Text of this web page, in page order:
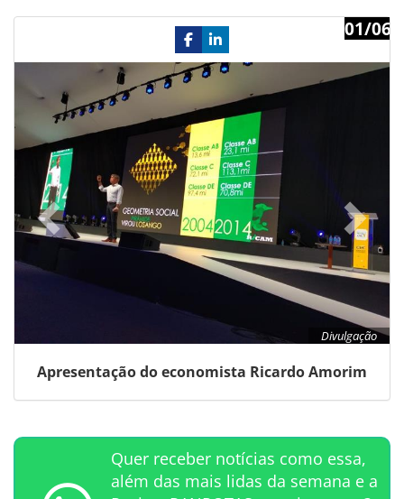
Divulgação
01/06
Apresentação do economista Ricardo Amorim
Previous
Quer receber notícias como essa,
além das mais lidas da semana e a